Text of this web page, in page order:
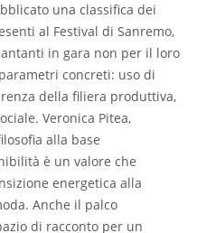
una classifica dei
al Festival di Sanremo,
in gara non per il loro
concreti: uso di
della filiera produttiva,
Veronica Pitea,
alla base
è un valore che
energetica alla
Anche il palco
di racconto per un